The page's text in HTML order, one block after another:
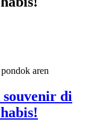
di